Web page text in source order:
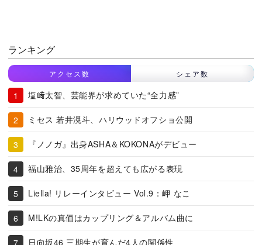
ランキング
アクセス数 シェア数
塩﨑太智、芸能界が求めていた“全力感”
ミセス 若井滉斗、ハリウッドオフショ公開
『ノノガ』出身ASHA＆KOKONAがデビュー
福山雅治、35周年を超えても広がる表現
Liella! リレーインタビュー Vol.9：岬 なこ
M!LKの真価はカップリング＆アルバム曲に
日向坂46 三期生が育んだ4人の関係性